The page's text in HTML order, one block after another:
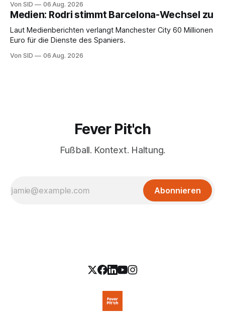
Von SID 06 Aug. 2026
Medien: Rodri stimmt Barcelona-Wechsel zu
Laut Medienberichten verlangt Manchester City 60 Millionen
Euro für die Dienste des Spaniers.
Von SID 06 Aug. 2026
Fever Pit'ch
Fußball. Kontext. Haltung.
Abonnieren